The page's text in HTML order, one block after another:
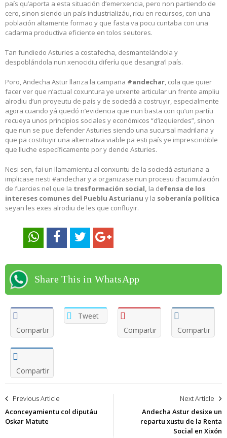
país qu’aporta a esta situación d’emerxencia, pero non partiendo de
cero, sinon siendo un país industrializáu, ricu en recursos, con una
población altamente formao y que fasta va pocu cuntaba con una
cadarma productiva eficiente en tolos seutores.
Tan fundiedo Asturies a costafecha, desmantelándola y
despoblándola nun xenocidiu diferíu que desangra’l país.
Poro, Andecha Astur llanza la campaña #andechar , cola que quier
facer ver que n’actual coxuntura ye urxente articular un frente ampliu
alrodiu d’un proyeutu de país y de sociedá a costruyir, especialmente
agora cuando yá quedó n’evidencia que nun basta con qu’un partíu
recueya unos principios sociales y económicos “d’izquierdes”, sinon
que nun se pue defender Asturies siendo una sucursal madrilana y
que pa costituyir una alternativa viable pa esti país ye imprescindible
que lluche específicamente por y dende Asturies.
Nesi sen, fai un llamamientu al conxuntu de la sociedá asturiana a
implicase nesti #andechar y a organizase nun procesu d’acumulación
de fuercies nel que la tresformación social, la defensa de los
intereses comunes del Pueblu Asturianu y la soberanía política
seyan les exes alrodiu de les que confluyir.
Share This in WhatsApp
Compartir
Tweet
Compartir
Compartir
Compartir
Navegación
de
Previous Article
Aconceyamientu col diputáu
Oskar Matute
Next Article
Andecha Astur desixe un
repartu xustu de la Renta
Social en Xixón